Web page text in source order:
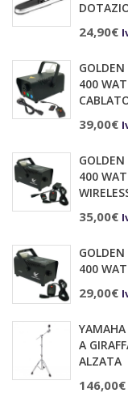
24,90€
400
39,00€
400
35,00€
400
29,00€
YAMAHA
A
ALZATA
146,00€